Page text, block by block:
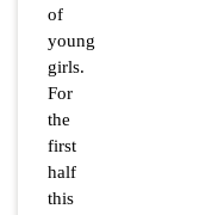
of
young
girls.
For
the
first
half
this